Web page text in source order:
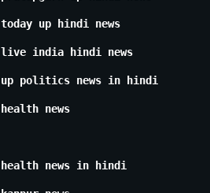
today up hindi news
live india hindi news
up politics news in hindi
health news
health news in hindi